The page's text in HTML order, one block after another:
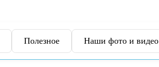
Полезное Наши фото и видео